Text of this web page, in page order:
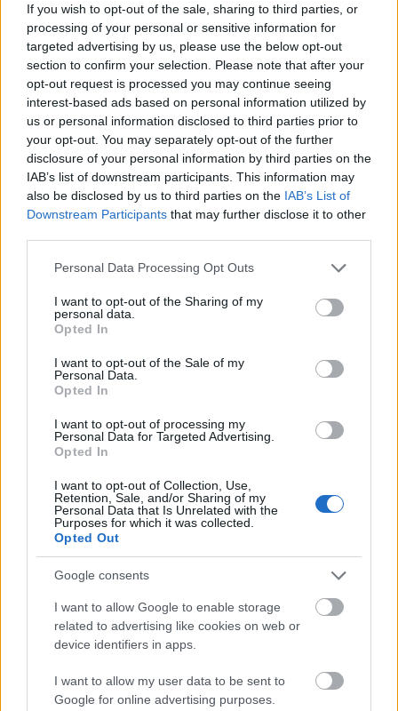
If you wish to opt-out of the sale, sharing to third parties, or
processing of your personal or sensitive information for
targeted advertising by us, please use the below opt-out
section to confirm your selection. Please note that after your
opt-out request is processed you may continue seeing
interest-based ads based on personal information utilized by
us or personal information disclosed to third parties prior to
your opt-out. You may separately opt-out of the further
disclosure of your personal information by third parties on the
IAB’s list of downstream participants. This information may
also be disclosed by us to third parties on the IAB’s List of
Downstream Participants that may further disclose it to other
Please note that this website/app uses one or more Google
not limited to your visit or usage behaviour. You may click to
grant or deny consent to Google and its third-party tags to
use your data for below specified purposes in below Google
consent section.
Personal Data Processing Opt Outs
I want to opt-out of the Sharing of my
personal data.
Opted In
I want to opt-out of the Sale of my
Personal Data.
Opted In
I want to opt-out of processing my
Personal Data for Targeted Advertising.
Opted In
I want to opt-out of Collection, Use,
Retention, Sale, and/or Sharing of my
Personal Data that Is Unrelated with the
Purposes for which it was collected.
Opted Out
Google consents
I want to allow Google to enable storage
related to advertising like cookies on web or
device identifiers in apps.
I want to allow my user data to be sent to
Google for online advertising purposes.
Halász Judit, kézműves foglalkozás,
állatsimogató, bohócok, Gryllus Vilmos és
Szandi várja az érdeklődő kicsiket és
szüleiket.
A civil sátraknál - amelyek a Zrínyi utcában és
az Erzsébet téren lesznek - az érdeklődők
közelebbről ismerkedhetnek meg a
művészetekkel, az egészségmegőrzéssel
vagy az oktatással.
A programok ingyenesek.
Zene Könnyűzene
„NEM TÖBB EZER EMBERRE UTAZUNK, HANEM
EGY VÁLOGATOTT TÁRSASÁGRA”